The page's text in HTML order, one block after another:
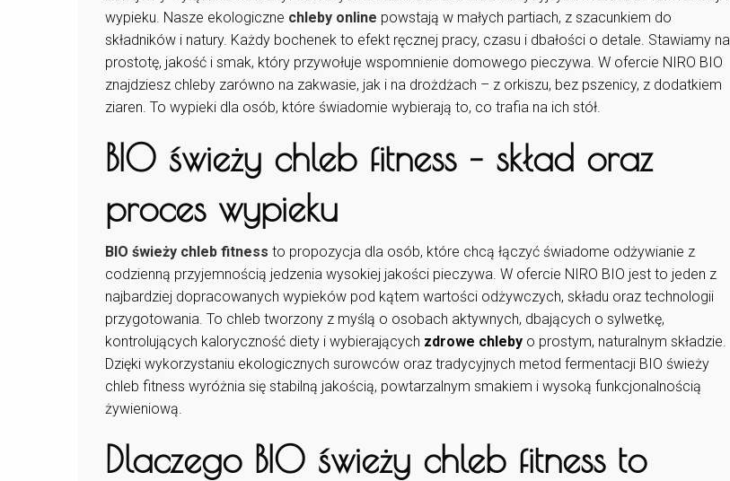
wypieku. Nasze ekologiczne chleby online powstają w małych partiach, z szacunkiem do
składników i natury. Każdy bochenek to efekt ręcznej pracy, czasu i dbałości o detale. Stawiamy na
prostotę, jakość i smak, który przywołuje wspomnienie domowego pieczywa. W ofercie NIRO BIO
znajdziesz chleby zarówno na zakwasie, jak i na drożdżach – z orkiszu, bez pszenicy, z dodatkiem
ziaren. To wypieki dla osób, które świadomie wybierają to, co trafia na ich stół.
BIO świeży chleb fitness – skład oraz
proces wypieku
BIO świeży chleb fitness to propozycja dla osób, które chcą łączyć świadome odżywianie z
codzienną przyjemnością jedzenia wysokiej jakości pieczywa. W ofercie NIRO BIO jest to jeden z
najbardziej dopracowanych wypieków pod kątem wartości odżywczych, składu oraz technologii
przygotowania. To chleb tworzony z myślą o osobach aktywnych, dbających o sylwetkę,
kontrolujących kaloryczność diety i wybierających zdrowe chleby o prostym, naturalnym składzie.
Dzięki wykorzystaniu ekologicznych surowców oraz tradycyjnych metod fermentacji BIO świeży
chleb fitness wyróżnia się stabilną jakością, powtarzalnym smakiem i wysoką funkcjonalnością
żywieniową.
Dlaczego BIO świeży chleb fitness to